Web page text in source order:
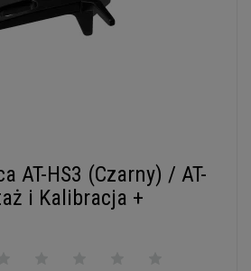
AT-HS3 (Czarny) / AT-
i Kalibracja +